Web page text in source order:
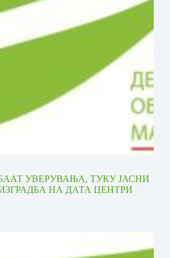
УВЕРУВАЊА, ТУКУ ЈАСНИ
НА ДАТА ЦЕНТРИ